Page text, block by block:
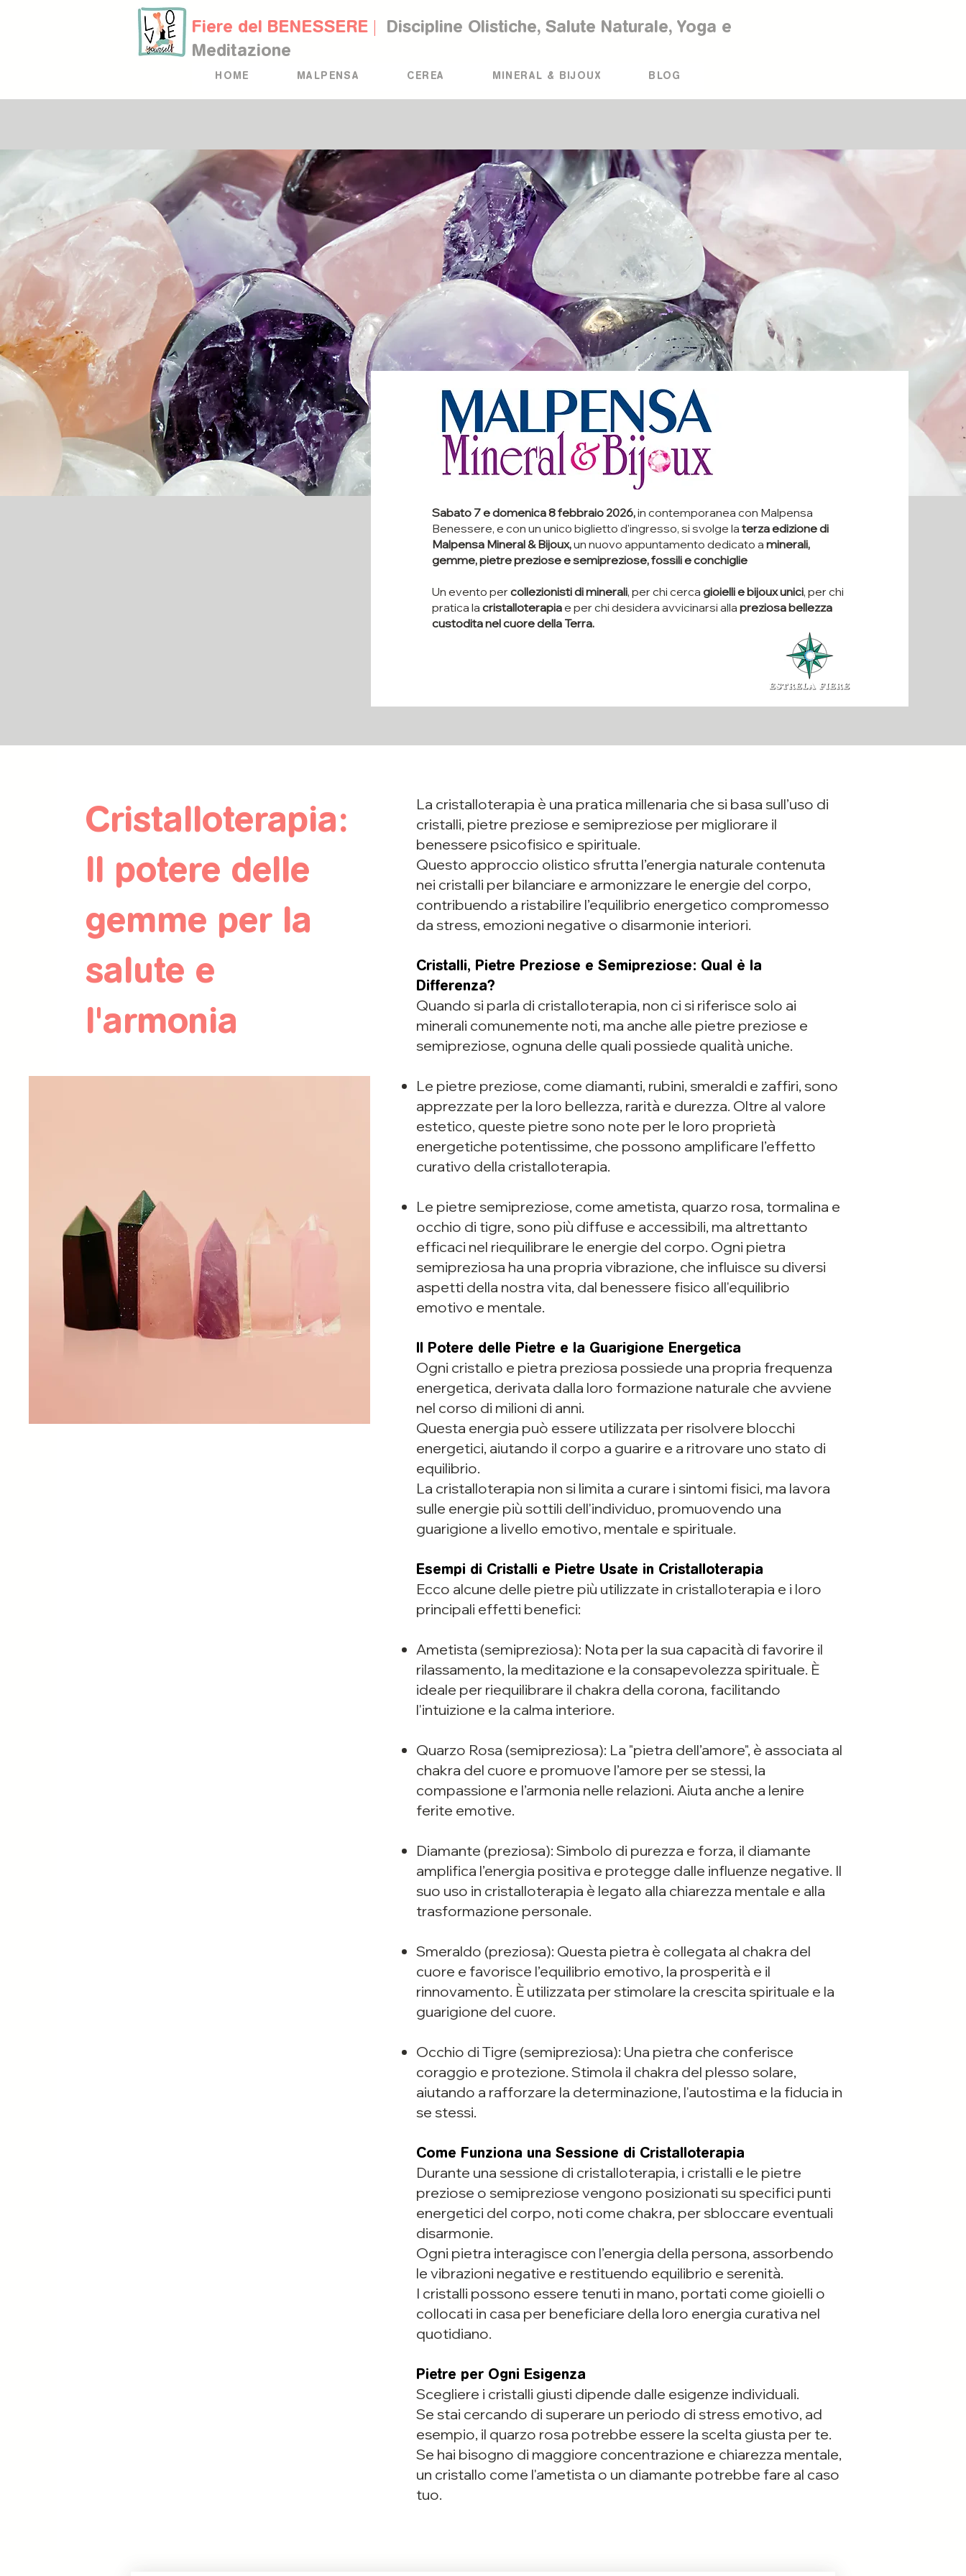
Fiere del BENESSERE |
Discipline Olistiche, Salute Naturale, Yoga e
Meditazione
HOME MALPENSA CEREA MINERAL & BIJOUX BLOG
Sabato 7 e domenica 8 febbraio 2026,in contemporanea con Malpensa
Benessere, e con un unico biglietto d'ingresso, si svolge la terza edizione di
Malpensa Mineral & Bijoux,un nuovo appuntamento dedicato a minerali,
gemme, pietre preziose e semipreziose, fossili e conchiglie
Un evento per collezionisti di minerali, per chi cerca gioielli e bijoux unici, per chi
pratica la cristalloterapiae per chi desidera avvicinarsi alla preziosa bellezza
custodita nel cuore della Terra.
Cristalloterapia:
Il potere delle
gemme per la
salute e
l'armonia
La cristalloterapia è una pratica millenaria che si basa sull’uso di
cristalli, pietre preziose e semipreziose per migliorare il
benessere psicofisico e spirituale.
Questo approccio olistico sfrutta l’energia naturale contenuta
nei cristalli per bilanciare e armonizzare le energie del corpo,
contribuendo a ristabilire l’equilibrio energetico compromesso
da stress, emozioni negative o disarmonie interiori.
Cristalli, Pietre Preziose e Semipreziose: Qual è la
Differenza?
Quando si parla di cristalloterapia, non ci si riferisce solo ai
minerali comunemente noti, ma anche alle pietre preziose e
semipreziose, ognuna delle quali possiede qualità uniche.
Le pietre preziose, come diamanti, rubini, smeraldi e zaffiri, sono
apprezzate per la loro bellezza, rarità e durezza. Oltre al valore
estetico, queste pietre sono note per le loro proprietà
energetiche potentissime, che possono amplificare l’effetto
curativo della cristalloterapia.
Le pietre semipreziose, come ametista, quarzo rosa, tormalina e
occhio di tigre, sono più diffuse e accessibili, ma altrettanto
efficaci nel riequilibrare le energie del corpo. Ogni pietra
semipreziosa ha una propria vibrazione, che influisce su diversi
aspetti della nostra vita, dal benessere fisico all'equilibrio
emotivo e mentale.
Il Potere delle Pietre e la Guarigione Energetica
Ogni cristallo e pietra preziosa possiede una propria frequenza
energetica, derivata dalla loro formazione naturale che avviene
nel corso di milioni di anni.
Questa energia può essere utilizzata per risolvere blocchi
energetici, aiutando il corpo a guarire e a ritrovare uno stato di
equilibrio.
La cristalloterapia non si limita a curare i sintomi fisici, ma lavora
sulle energie più sottili dell'individuo, promuovendo una
guarigione a livello emotivo, mentale e spirituale.
Esempi di Cristalli e Pietre Usate in Cristalloterapia
Ecco alcune delle pietre più utilizzate in cristalloterapia e i loro
principali effetti benefici:
Ametista (semipreziosa): Nota per la sua capacità di favorire il
rilassamento, la meditazione e la consapevolezza spirituale. È
ideale per riequilibrare il chakra della corona, facilitando
l'intuizione e la calma interiore.
Quarzo Rosa (semipreziosa): La "pietra dell’amore", è associata al
chakra del cuore e promuove l’amore per se stessi, la
compassione e l’armonia nelle relazioni. Aiuta anche a lenire
ferite emotive.
Diamante (preziosa): Simbolo di purezza e forza, il diamante
amplifica l’energia positiva e protegge dalle influenze negative. Il
suo uso in cristalloterapia è legato alla chiarezza mentale e alla
trasformazione personale.
Smeraldo (preziosa): Questa pietra è collegata al chakra del
cuore e favorisce l’equilibrio emotivo, la prosperità e il
rinnovamento. È utilizzata per stimolare la crescita spirituale e la
guarigione del cuore.
Occhio di Tigre (semipreziosa): Una pietra che conferisce
coraggio e protezione. Stimola il chakra del plesso solare,
aiutando a rafforzare la determinazione, l'autostima e la fiducia in
se stessi.
Come Funziona una Sessione di Cristalloterapia
Durante una sessione di cristalloterapia, i cristalli e le pietre
preziose o semipreziose vengono posizionati su specifici punti
energetici del corpo, noti come chakra, per sbloccare eventuali
disarmonie.
Ogni pietra interagisce con l’energia della persona, assorbendo
le vibrazioni negative e restituendo equilibrio e serenità.
I cristalli possono essere tenuti in mano, portati come gioielli o
collocati in casa per beneficiare della loro energia curativa nel
quotidiano.
Pietre per Ogni Esigenza
Scegliere i cristalli giusti dipende dalle esigenze individuali.
Se stai cercando di superare un periodo di stress emotivo, ad
esempio, il quarzo rosa potrebbe essere la scelta giusta per te.
Se hai bisogno di maggiore concentrazione e chiarezza mentale,
un cristallo come l'ametista o un diamante potrebbe fare al caso
tuo.